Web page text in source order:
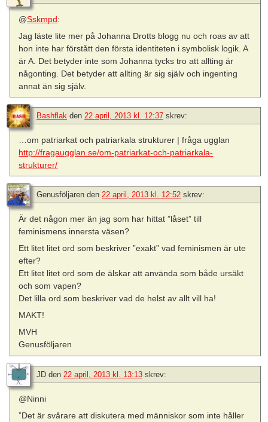
@Sskmpd:
Jag läste lite mer på Johanna Drotts blogg nu och roas av att
hon inte har förstått den första identiteten i symbolisk logik. A
är A. Det betyder inte som Johanna tycks tro att allting är
någonting. Det betyder att allting är sig själv och ingenting
annat än sig själv.
Bashflak den 22 april, 2013 kl. 12:37 skrev:
…om patriarkat och patriarkala strukturer | fråga ugglan
http://fragaugglan.se/om-patriarkat-och-patriarkala-
strukturer/
Genusföljaren den 22 april, 2013 kl. 12:52 skrev:
Är det någon mer än jag som har hittat ”låset” till
feminismens innersta väsen?
Ett litet litet ord som beskriver ”exakt” vad feminismen är ute
efter?
Ett litet litet ord som de älskar att använda som både ursäkt
och som vapen?
Det lilla ord som beskriver vad de helst av allt vill ha!
MAKT!
MVH
Genusföljaren
JD den 22 april, 2013 kl. 13:13 skrev:
@Ninni
”Det är svårare att diskutera med människor som inte håller